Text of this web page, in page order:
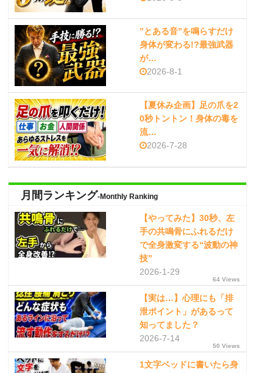
”とある音”を鳴らすだけ
身体が変わる!?最強武器
が…
2026-8-1
【夏休み企画】足の爪を2
0秒トントン！身体の毒を
流…
2026-7-28
月間ランキング-Monthly Ranking
【やってみた】30秒、左
手の共鳴骨にふれるだけ
で全身激変する“波動の神
技”
2026-1-29
64 Views
【実は…】心理にも「排
泄ポイント」があるって
知ってました？
2026-7-14
50 Views
1文字ベッドに書いたら身